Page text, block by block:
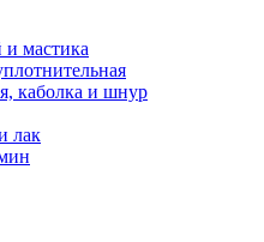
и мастика
каболка и шнур
лак